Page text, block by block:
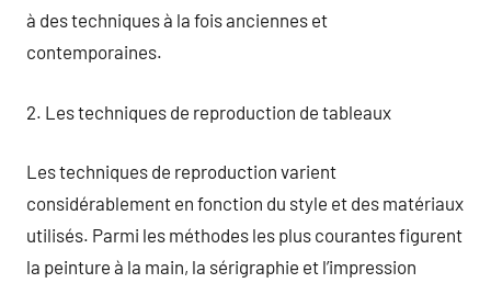
à des techniques à la fois anciennes et
contemporaines.
2. Les techniques de reproduction de tableaux
Les techniques de reproduction varient
considérablement en fonction du style et des matériaux
utilisés. Parmi les méthodes les plus courantes figurent
la peinture à la main, la sérigraphie et l’impression